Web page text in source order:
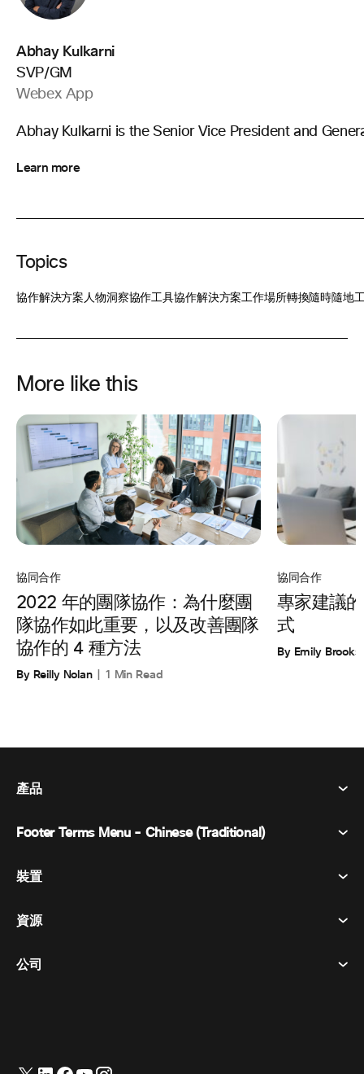
Abhay Kulkarni
SVP/GM
Webex App
Abhay Kulkarni is the Senior Vice President and
Learn more
Topics
協作解決方案 人物洞察協作工具協作解決方案工作場所轉換隨時隨地
More like this
協同合作
2022 年的團隊協作：為什麼團
隊協作如此重要，以及改善團隊
協作的 4 種方法
By Reilly Nolan 1 Min Read
協同合作
專家建議
式
By Emily Brooks
產品
Webex 套件
訊息傳遞
活動
Footer Terms Menu - Chinese (Traditional)
條款及條件
商標
裝置
房間設備
資源
定價
公司
聯繫支援人員